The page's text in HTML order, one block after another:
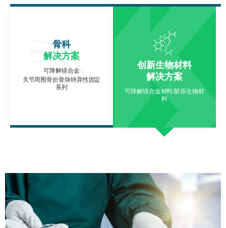
骨科
解决方案
可降解镁合金
关节周围骨折骨块特异性固定
系列
创新生物材料
解决方案
可降解镁合金材料/胶原生物材
料